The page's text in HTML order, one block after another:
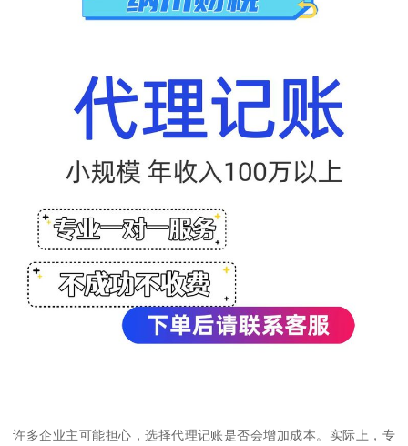
许多企业主可能担心，选择代理记账是否会增加成本。实际上，专